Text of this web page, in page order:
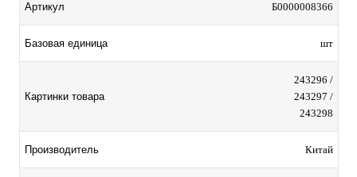
Артикул Б0000008366
Базовая единица шт
Картинки товара
243296 /
243297 /
243298
Производитель Китай